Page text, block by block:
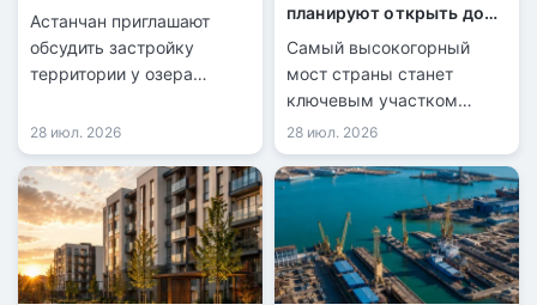
Астанчан приглашают
обсудить застройку
территории у озера
28 июл. 2026
планируют открыть до
конца 2026 года
Самый высокогорный
мост страны станет
ключевым участком
новой трассы.
28 июл. 2026